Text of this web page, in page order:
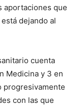
aportaciones que
dejando al
cuenta
Medicina y 3 en
progresivamente
con las que